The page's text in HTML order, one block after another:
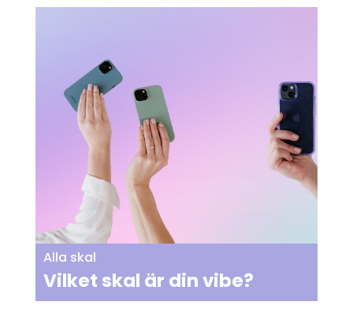
Alla skal
Vilket skal är din vibe?